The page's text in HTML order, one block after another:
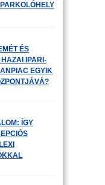
ÉS
IPARI-
EGYIK
ÍGY